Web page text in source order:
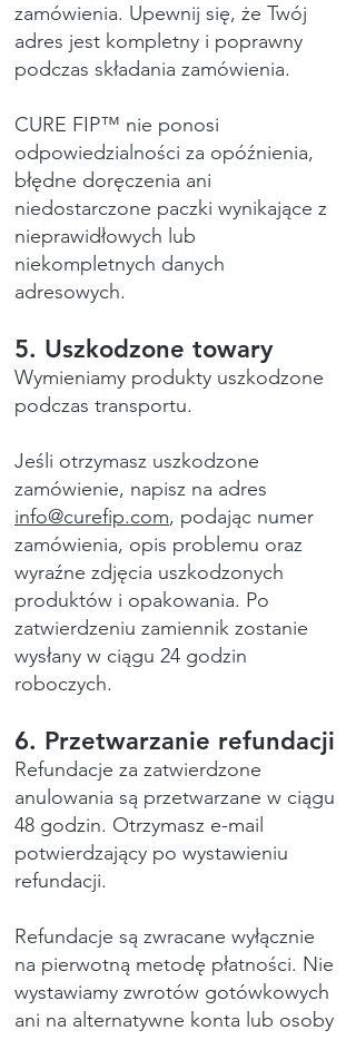
zamówienia. Upewnij się, że Twój
adres jest kompletny i poprawny
podczas składania zamówienia.
CURE FIP™ nie ponosi
odpowiedzialności za opóźnienia,
błędne doręczenia ani
niedostarczone paczki wynikające z
nieprawidłowych lub
niekompletnych danych
adresowych.
5. Uszkodzone towary
Wymieniamy produkty uszkodzone
podczas transportu.
Jeśli otrzymasz uszkodzone
zamówienie, napisz na adres
info@curefip.com, podając numer
zamówienia, opis problemu oraz
wyraźne zdjęcia uszkodzonych
produktów i opakowania. Po
zatwierdzeniu zamiennik zostanie
wysłany w ciągu 24 godzin
roboczych.
6. Przetwarzanie refundacji
Refundacje za zatwierdzone
anulowania są przetwarzane w ciągu
48 godzin. Otrzymasz e-mail
potwierdzający po wystawieniu
refundacji.
Refundacje są zwracane wyłącznie
na pierwotną metodę płatności. Nie
wystawiamy zwrotów gotówkowych
ani na alternatywne konta lub osoby